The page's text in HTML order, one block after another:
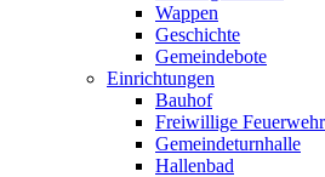
Wappen
Geschichte
Gemeindebote
Einrichtungen
Bauhof
Freiwillige
Gemeindeturnhalle
Hallenbad